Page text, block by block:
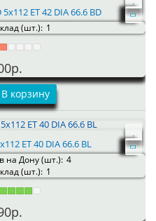
ET 42 DIA 66.6 BD
(шт.): 1
В корзину
ET 40 DIA 66.6 BL
на Дону (шт.): 4
(шт.): 1